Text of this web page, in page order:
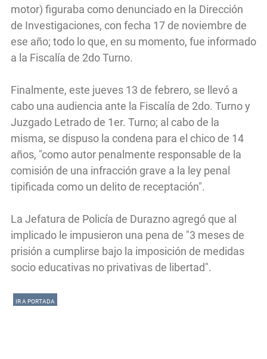
motor) figuraba como denunciado en la Dirección
de Investigaciones, con fecha 17 de noviembre de
ese año; todo lo que, en su momento, fue informado
a la Fiscalía de 2do Turno.
Finalmente, este jueves 13 de febrero, se llevó a
cabo una audiencia ante la Fiscalía de 2do. Turno y
Juzgado Letrado de 1er. Turno; al cabo de la
misma, se dispuso la condena para el chico de 14
años, "como autor penalmente responsable de la
comisión de una infracción grave a la ley penal
tipificada como un delito de receptación".
La Jefatura de Policía de Durazno agregó que al
implicado le impusieron una pena de "3 meses de
prisión a cumplirse bajo la imposición de medidas
socio educativas no privativas de libertad".
IR A PORTADA